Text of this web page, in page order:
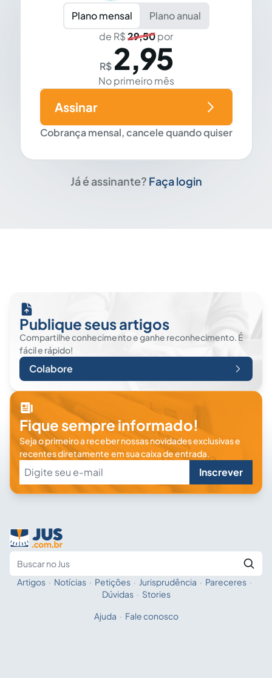
Plano mensal
Plano anual
de R$29,50por
R$ 2,95
No primeiro mês
Cobrança mensal, cancele quando quiser
Assinar
Já é assinante? Faça login
Publique seus artigos
Compartilhe conhecimento e ganhe reconhecimento. É
fácil e rápido!
Colabore
Fique sempre informado!
Seja o primeiro a receber nossas novidades exclusivas e
recentes diretamente em sua caixa de entrada.
Inscrever
Fale com a IA
Artigos · Notícias · Petições · Jurisprudência · Pareceres ·
Dúvidas · Stories
Ajuda · Fale conosco